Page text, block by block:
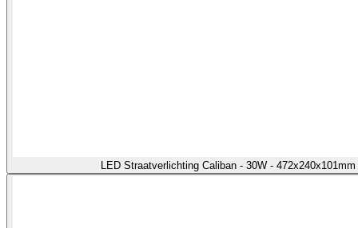
LED Straatverlichting Caliban - 30W -